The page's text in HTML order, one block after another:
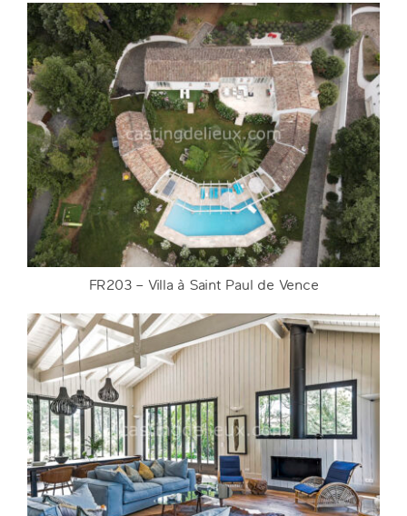
FR204 – Villa contemporaine à Marseille
DETAILS
FR203 – Villa à Saint Paul de Vence
DETAILS
FR203 – Villa à Saint Paul de Vence